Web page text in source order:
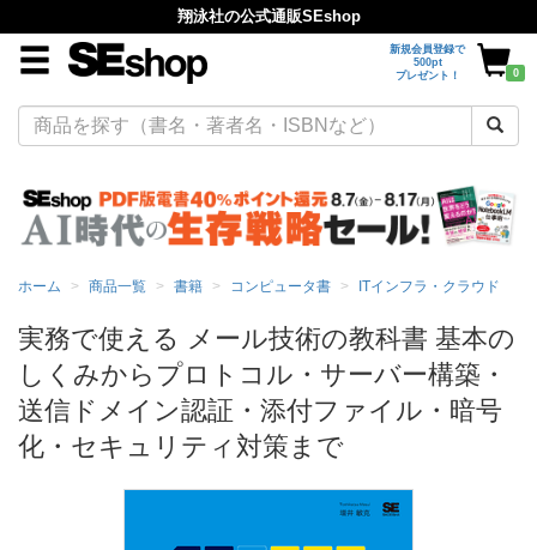
翔泳社の公式通販SEshop
新規会員登録で
500pt
プレゼント！
0
ホーム 商品一覧 書籍 コンピュータ書 ITインフラ・クラウド
実務で使える メール技術の教科書 基本の
しくみからプロトコル・サーバー構築・
送信ドメイン認証・添付ファイル・暗号
化・セキュリティ対策まで